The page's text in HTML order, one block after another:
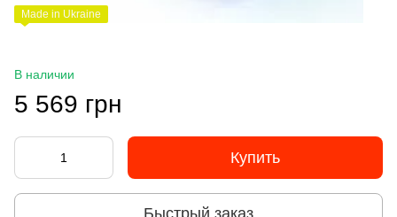
Made in Ukraine
В наличии
5 569 грн
Купить